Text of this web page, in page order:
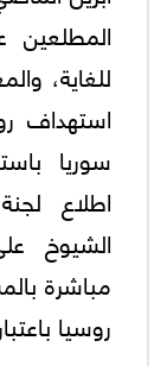
المطلعين
للغاية،
استهداف
سوريا
اطلاع
الشيوخ
مباشرة
روسيا